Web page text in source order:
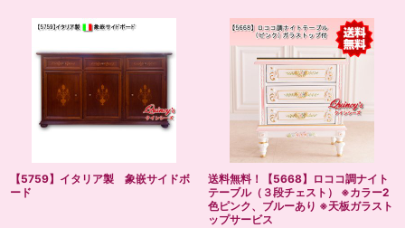
【5759】イタリア製 象嵌サイドボ
ード
送料無料！【5668】ロココ調ナイト
テーブル（３段チェスト） ※カラー2
色ピンク、ブルーあり ※天板ガラスト
ップサービス